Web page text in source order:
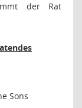
der Rat
Sons